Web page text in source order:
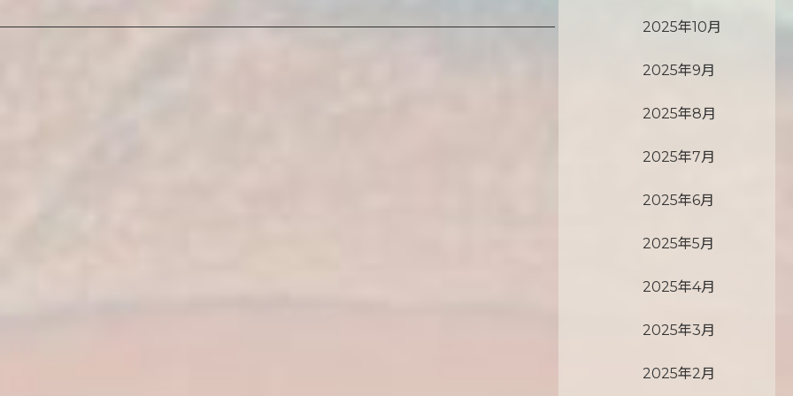
2025年10月
2025年9月
2025年8月
2025年7月
2025年6月
2025年5月
2025年4月
2025年3月
2025年2月